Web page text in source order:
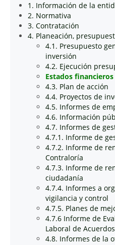
1. Información de la
2. Normativa
3. Contratación
4. Planeación,
4.1. Presupuesto
inversión
4.2. Ejecución
Estados financieros
4.3. Plan de acción
4.4. Proyectos de
4.5. Informes de
4.6. Información
4.7. Informes de
4.7.1. Informe de
4.7.2. Informe de
Contraloría
4.7.3. Informe de
ciudadanía
4.7.4. Informes a
vigilancia y control
4.7.5. Planes de
4.7.6 Informe de
Laboral de
4.8. Informes de la